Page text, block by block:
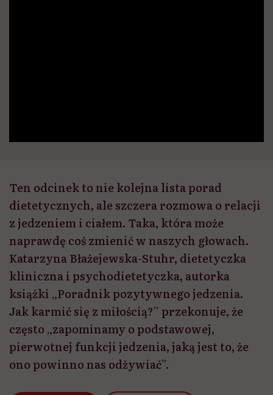
Ten odcinek to nie kolejna lista porad
dietetycznych, ale szczera rozmowa o relacji
z jedzeniem i ciałem. Taka, która może
naprawdę coś zmienić w naszych głowach.
Katarzyna Błażejewska-Stuhr, dietetyczka
kliniczna i psychodietetyczka, autorka
książki „Poradnik pozytywnego jedzenia.
Jak karmić się z miłością?” przekonuje, że
często „zapominamy o podstawowej,
pierwotnej funkcji jedzenia, jaką jest to, że
ono powinno nas odżywiać”.